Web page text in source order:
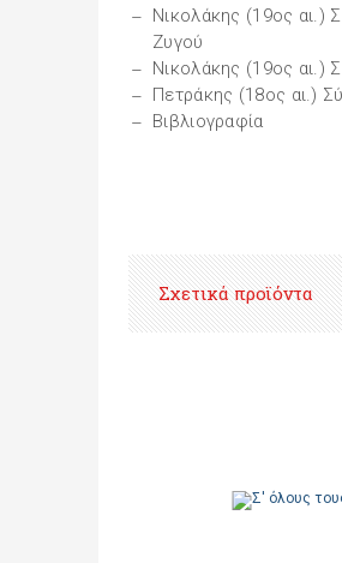
Νικολάκης (19ος αι.)
Ζυγού
Νικολάκης (19ος αι.)
Πετράκης (18ος αι.)
Βιβλιογραφία
Σχετικά προϊόντα